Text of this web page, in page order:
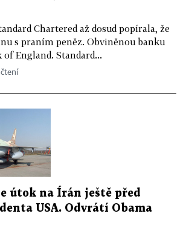
Chartered až dosud popírala, že
s praním peněz. Obviněnou banku
England. Standard...
čtení
útok na Írán ještě před
USA. Odvrátí Obama